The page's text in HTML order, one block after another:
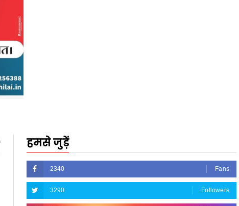
हमसे जुड़ें
2340 Fans
3290 Followers